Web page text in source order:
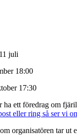
juli
18:00
17:30
ett föredrag om
eller ring så ser vi
organisatören tar ut